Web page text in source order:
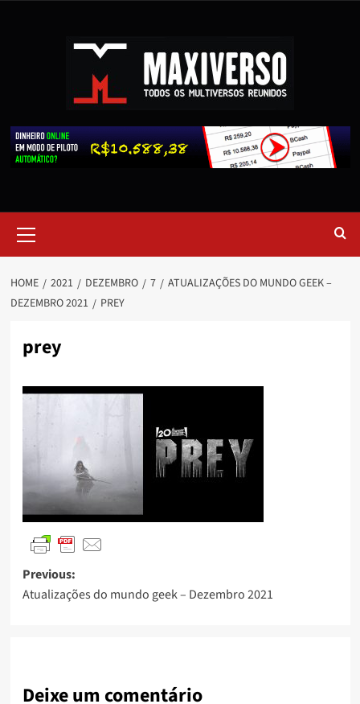
HOME 2021 DEZEMBRO 7
ATUALIZAÇÕES DO MUNDO GEEK –
DEZEMBRO 2021
PREY
prey
Previous:
Atualizações do mundo geek – Dezembro 2021
Deixe um comentário